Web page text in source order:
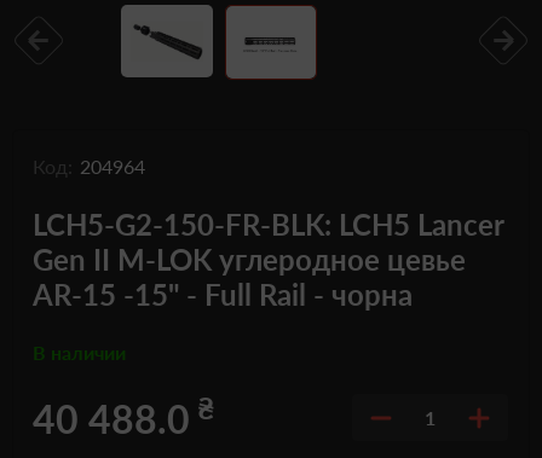
Код: 204964
LCH5-G2-150-FR-BLK: LCH5 Lancer
Gen II M-LOK углеродное цевье
AR-15 -15" - Full Rail - чорна
В наличии
40 488.0 ₴ 1